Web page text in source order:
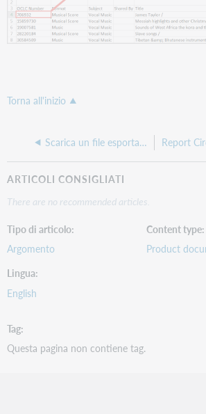
Torna all'inizio
Scarica un file esportato con WorldShare
ARTICOLI CONSIGLIATI
There are no recommended articles.
Tipo di articolo
Argomento
Content type
Product
Lingua
English
Tag
Questa pagina non contiene tag.